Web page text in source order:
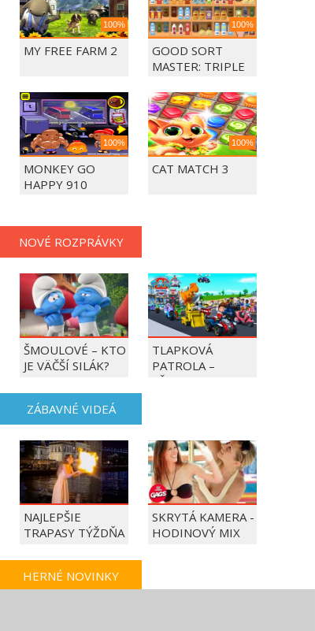
100%
MY FREE FARM 2
100%
GOOD SORT
MASTER: TRIPLE
100%
MONKEY GO
HAPPY 910
100%
CAT MATCH 3
NOVÉ ROZPRÁVKY
ŠMOULOVÉ – KTO
JE VÄČŠÍ SILÁK?
TLAPKOVÁ
PATROLA –
VŠETKY LABKY DO
ZÁBAVNÉ VIDEÁ
NAJLEPŠIE
TRAPASY TÝŽDŇA
SKRYTÁ KAMERA -
HODINOVÝ MIX
HERNÉ NOVINKY